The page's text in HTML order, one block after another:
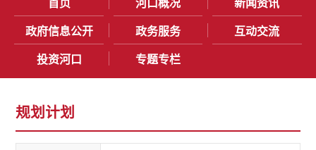
首页 河口概况 新闻资讯
政府信息公开 政务服务 互动交流
投资河口 专题专栏
规划计划